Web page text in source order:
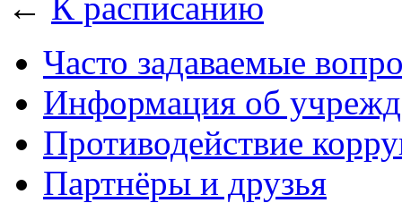
Часто задаваемые
Информация об
Противодействие
Партнёры и друзья